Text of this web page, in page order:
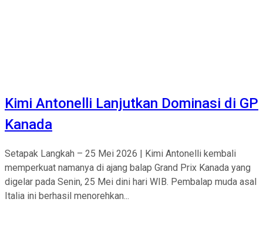
Kimi Antonelli Lanjutkan Dominasi di GP
Kanada
Setapak Langkah – 25 Mei 2026 | Kimi Antonelli kembali
memperkuat namanya di ajang balap Grand Prix Kanada yang
digelar pada Senin, 25 Mei dini hari WIB. Pembalap muda asal
Italia ini berhasil menorehkan...